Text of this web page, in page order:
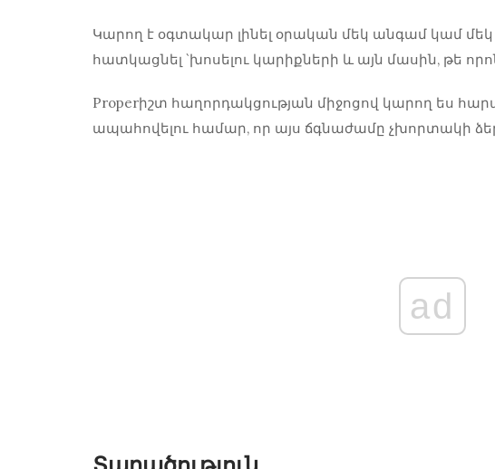
Կարող է օգտակար լինել օրական մեկ անգամ կամ
հատկացնել `խոսելու կարիքների և այն մասին, թե
Properիշտ հաղորդակցության միջոցով կարող ես
ապահովելու համար, որ այս ճգնաժամը չխորտակի ձեր
ad